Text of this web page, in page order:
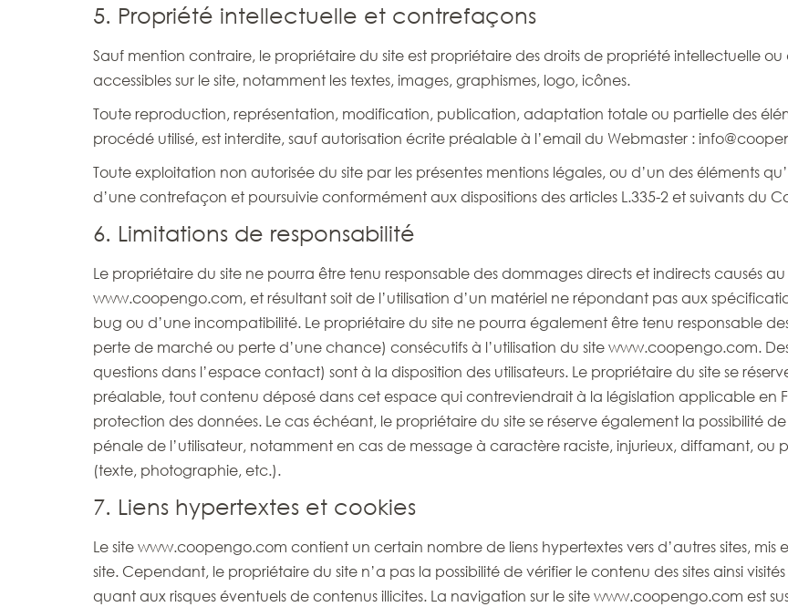
5. Propriété intellectuelle et contrefaçons
Sauf mention contraire, le propriétaire du site est propriétaire des droits de propriété intellectuelle ou
accessibles sur le site, notamment les textes, images, graphismes, logo, icônes.
Toute reproduction, représentation, modification, publication, adaptation totale ou partielle des
procédé utilisé, est interdite, sauf autorisation écrite préalable à l’email du Webmaster :
Toute exploitation non autorisée du site par les présentes mentions légales, ou d’un des éléments
d’une contrefaçon et poursuivie conformément aux dispositions des articles L.335-2 et suivants du
6. Limitations de responsabilité
Le propriétaire du site ne pourra être tenu responsable des dommages directs et indirects causés
www.coopengo.com, et résultant soit de l’utilisation d’un matériel ne répondant pas aux
bug ou d’une incompatibilité. Le propriétaire du site ne pourra également être tenu responsable
perte de marché ou perte d’une chance) consécutifs à l’utilisation du site www.coopengo.com.
questions dans l’espace contact) sont à la disposition des utilisateurs. Le propriétaire du site se
préalable, tout contenu déposé dans cet espace qui contreviendrait à la législation applicable en
protection des données. Le cas échéant, le propriétaire du site se réserve également la possibilité
pénale de l’utilisateur, notamment en cas de message à caractère raciste, injurieux, diffamant, ou
(texte, photographie, etc.).
7. Liens hypertextes et cookies
Le site www.coopengo.com contient un certain nombre de liens hypertextes vers d’autres sites,
site. Cependant, le propriétaire du site n’a pas la possibilité de vérifier le contenu des sites ainsi
quant aux risques éventuels de contenus illicites. La navigation sur le site www.coopengo.com est